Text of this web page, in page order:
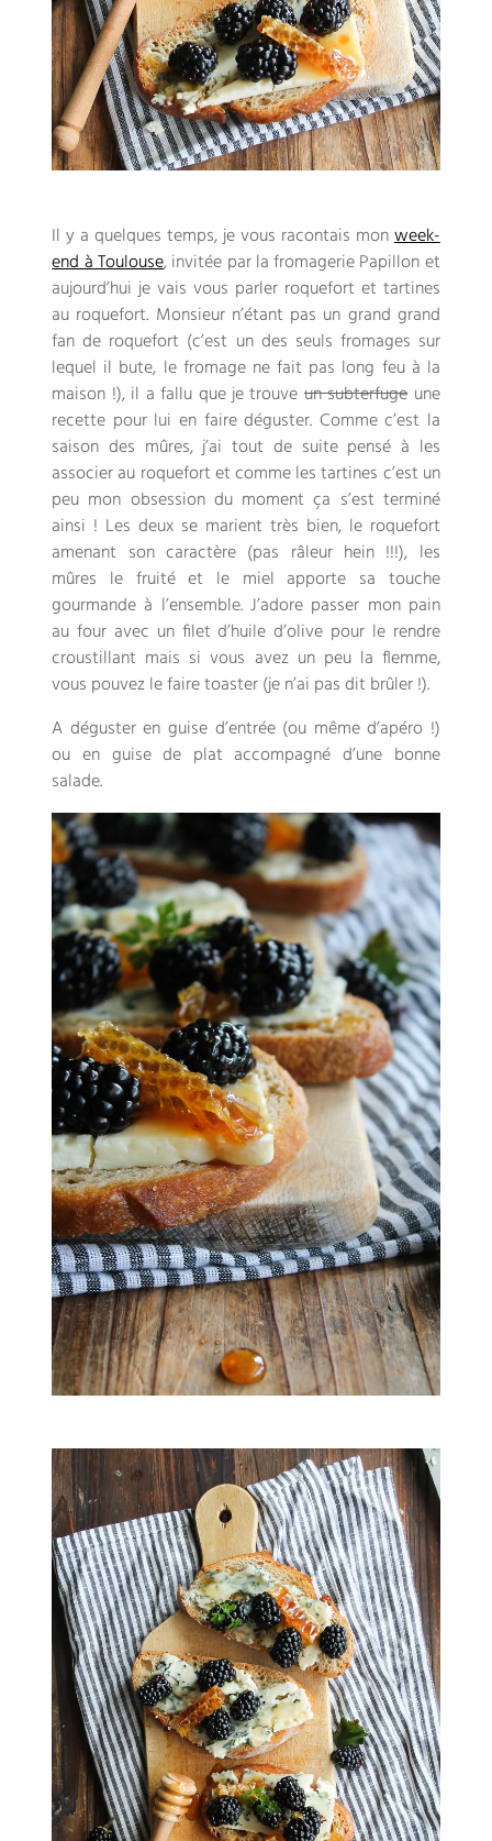
Il y a quelques temps, je vous racontais monweek-
end à Toulouse, invitée par la fromagerie Papillon et
aujourd’hui je vais vous parler roquefort et tartines
au roquefort. Monsieur n’étant pas un grand grand
fan de roquefort (c’est un des seuls fromages sur
lequel il bute, le fromage ne fait pas long feu à la
maison !), il a fallu que je trouve un subterfugeune
recette pour lui en faire déguster. Comme c’est la
saison des mûres, j’ai tout de suite pensé à les
associer au roquefort et comme les tartines c’est un
peu mon obsession du moment ça s’est terminé
ainsi ! Les deux se marient très bien, le roquefort
amenant son caractère (pas râleur hein !!!), les
mûres le fruité et le miel apporte sa touche
gourmande à l’ensemble. J’adore passer mon pain
au four avec un filet d’huile d’olive pour le rendre
croustillant mais si vous avez un peu la flemme,
vous pouvez le faire toaster (je n’ai pas dit brûler !).
A déguster en guise d’entrée (ou même d’apéro !)
ou en guise de plat accompagné d’une bonne
salade.